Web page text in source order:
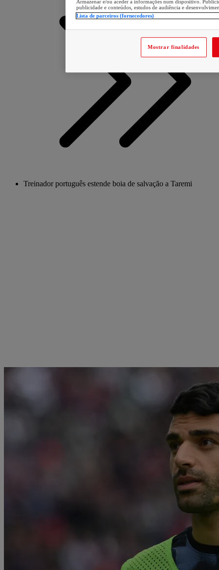
Treinador português estende boia de salvação a Taremi
Armazenar e/ou aceder a informações num dispositivo.
publicidade e conteúdos, estudos de audiência e
Lista de parceiros (fornecedores)
Mostrar finalidades